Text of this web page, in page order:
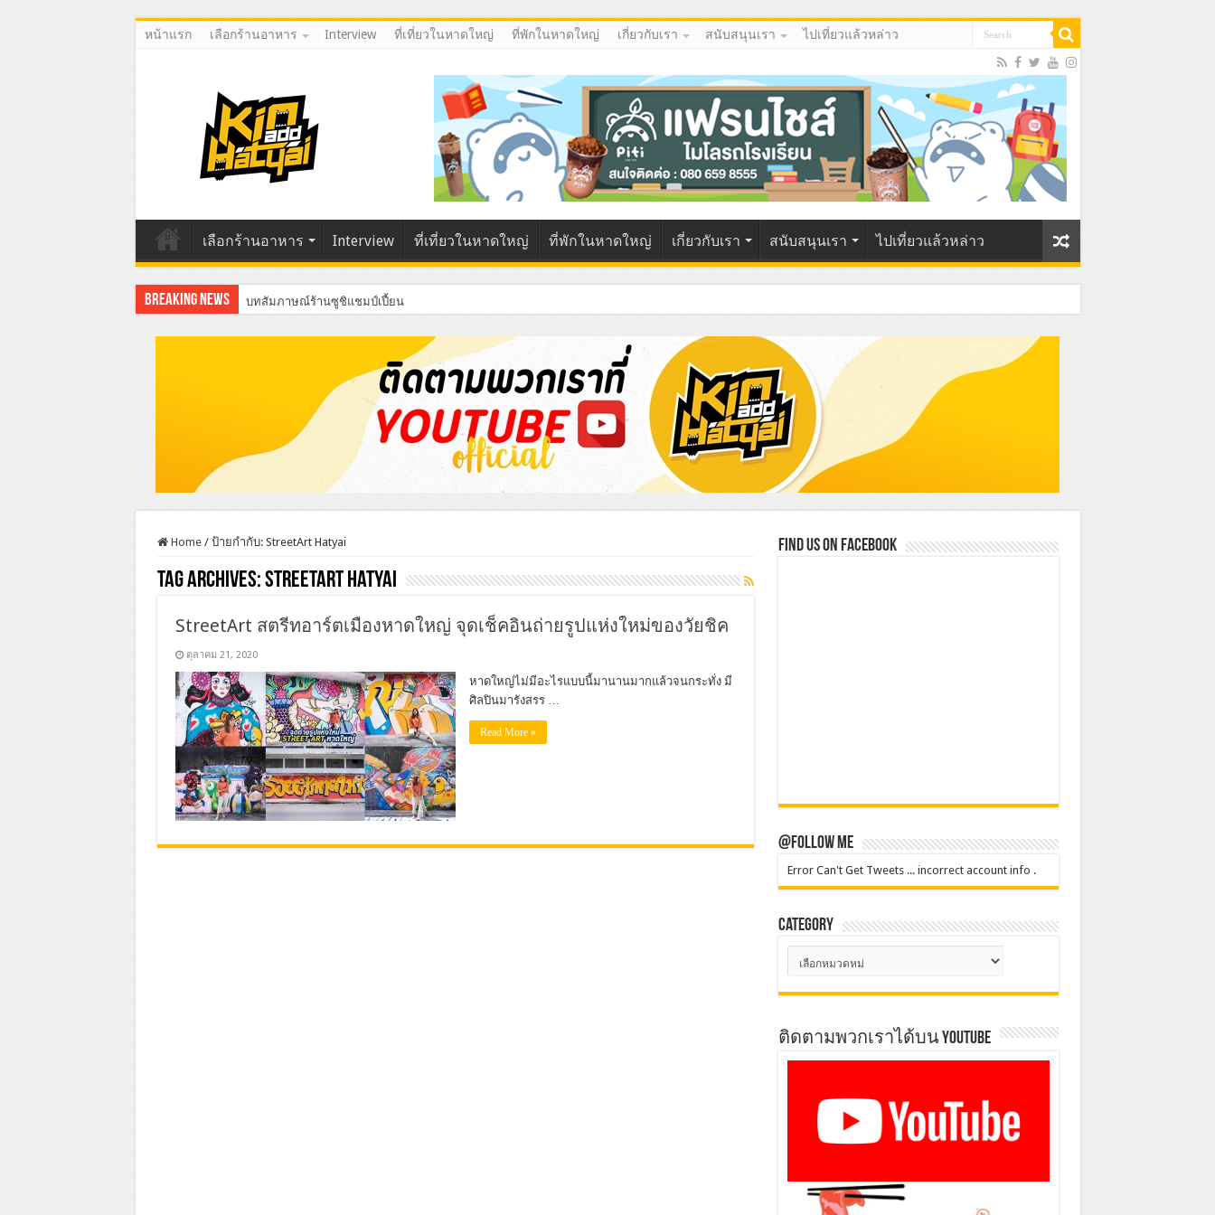
หน้าแรก เลือกร้านอาหาร Interview ที่เที่ยวในหาดใหญ่ ที่พักในหาดใหญ่ เกี่ยวกับเรา สนับสนุนเรา ไปเที่ยวแล้วหล่าว
เลือกร้านอาหาร Interview ที่เที่ยวในหาดใหญ่ ที่พักในหาดใหญ่ เกี่ยวกับเรา สนับสนุนเรา ไปเที่ยวแล้วหล่าว
Breaking News บทสัมภาษณ์ร้านซูชิแชมป์เปี้ยน
Home / ป้ายกำกับ: StreetArt Hatyai
Tag Archives:StreetArt Hatyai
StreetArt สตรีทอาร์ตเมืองหาดใหญ่ จุดเช็คอินถ่ายรูปแห่งใหม่ของวัยชิค
ตุลาคม 21, 2020
หาดใหญ่ไม่มีอะไรแบบนี้มานานมากแล้วจนกระทั่ง มี
ศิลปินมารังสรร …
Read More »
Find us on Facebook
@Follow Me
Error Can't Get Tweets ... incorrect account info .
Category
Category
ติดตามพวกเราได้บน YOUTUBE